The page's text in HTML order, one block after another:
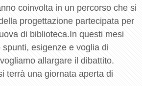
coinvolta in un percorso che si
progettazione partecipata per
di biblioteca.In questi mesi
esigenze e voglia di
allargare il dibattito.
terrà una giornata aperta di